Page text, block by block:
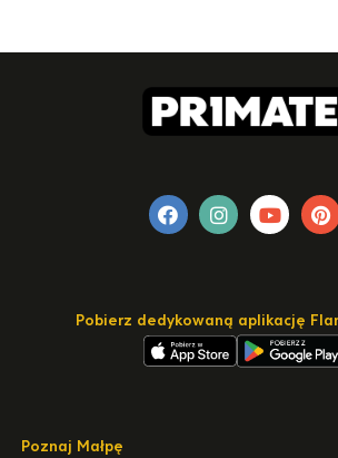
Pobierz dedykowaną aplikację
Poznaj Małpę